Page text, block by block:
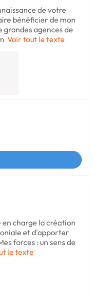
de votre
bénéficier de mon
grandes agences de
Voir tout le texte
en charge la création
et d'apporter
forces : un sens de
le texte